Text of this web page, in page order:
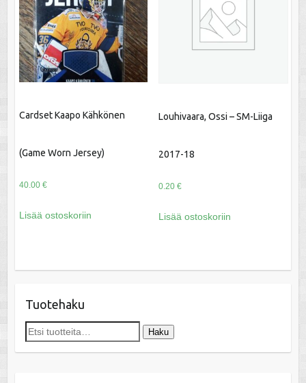
Cardset Kaapo Kähkönen
(Game Worn Jersey)
40.00 €
Lisää ostoskoriin
Louhivaara, Ossi – SM-Liiga
2017-18
0.20 €
Lisää ostoskoriin
Tuotehaku
Etsi: Haku